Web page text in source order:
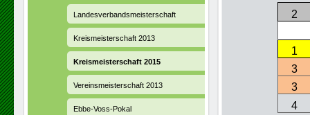
2
1
3
3
4
Landesverbandsmeisterschaft
Kreismeisterschaft 2013
Kreismeisterschaft 2015
Vereinsmeisterschaft 2013
Ebbe-Voss-Pokal